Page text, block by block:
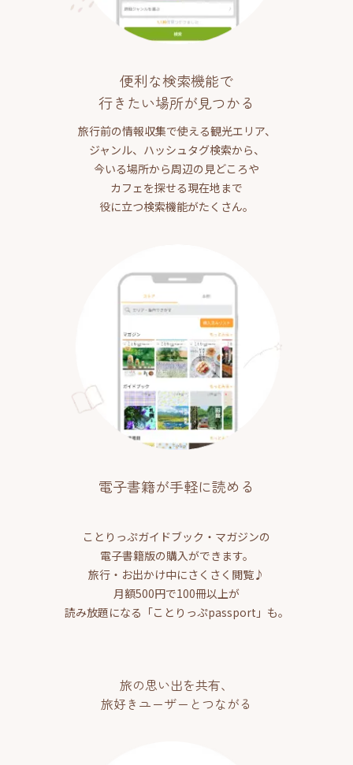
便利な検索機能で
行きたい場所が見つかる
旅行前の情報収集で使える観光エリア、
ジャンル、ハッシュタグ検索から、
今いる場所から周辺の見どころや
カフェを探せる現在地まで
役に立つ検索機能がたくさん。
電子書籍が手軽に読める
ことりっぷガイドブック・マガジンの
電子書籍版の購入ができます。
旅行・お出かけ中にさくさく閲覧♪
月額500円で100冊以上が
読み放題になる「ことりっぷpassport」も。
旅の思い出を共有、
旅好きユーザーとつながる